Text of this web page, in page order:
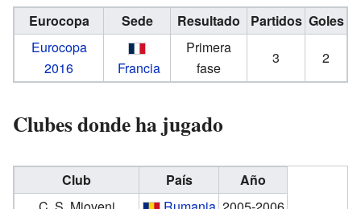
Eurocopa Sede Resultado Partidos Goles
Eurocopa
2016
Francia
Primera
fase
3 2
Clubes donde ha jugado
Club País
Año